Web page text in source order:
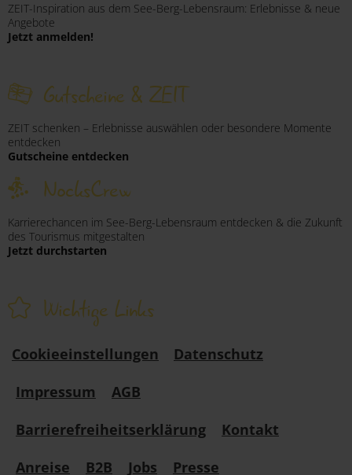
ZEIT-Inspiration aus dem See-Berg-Lebensraum: Erlebnisse & neue
Angebote
Jetzt anmelden!
Gutscheine & ZEIT
ZEIT schenken – Erlebnisse auswählen oder besondere Momente
entdecken
Gutscheine entdecken
NocksCrew
Karrierechancen im See-Berg-Lebensraum entdecken & die Zukunft
des Tourismus mitgestalten
Jetzt durchstarten
Wichtige Links
Cookieeinstellungen
Datenschutz
Impressum
AGB
Barrierefreiheitserklärung
Kontakt
Anreise
B2B Jobs Presse